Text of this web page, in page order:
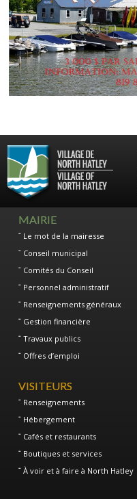
MAIRIE
Le mot de la mairesse
Conseil municipal
Comités du Conseil
Personnel administratif
Renseignements généraux
Gestion financière
Travaux publics
Offres d’emploi
VISITEURS
Renseignements
Hébergement
Cafés et restaurants
Boutiques et services
À voir et à faire à North Hatley